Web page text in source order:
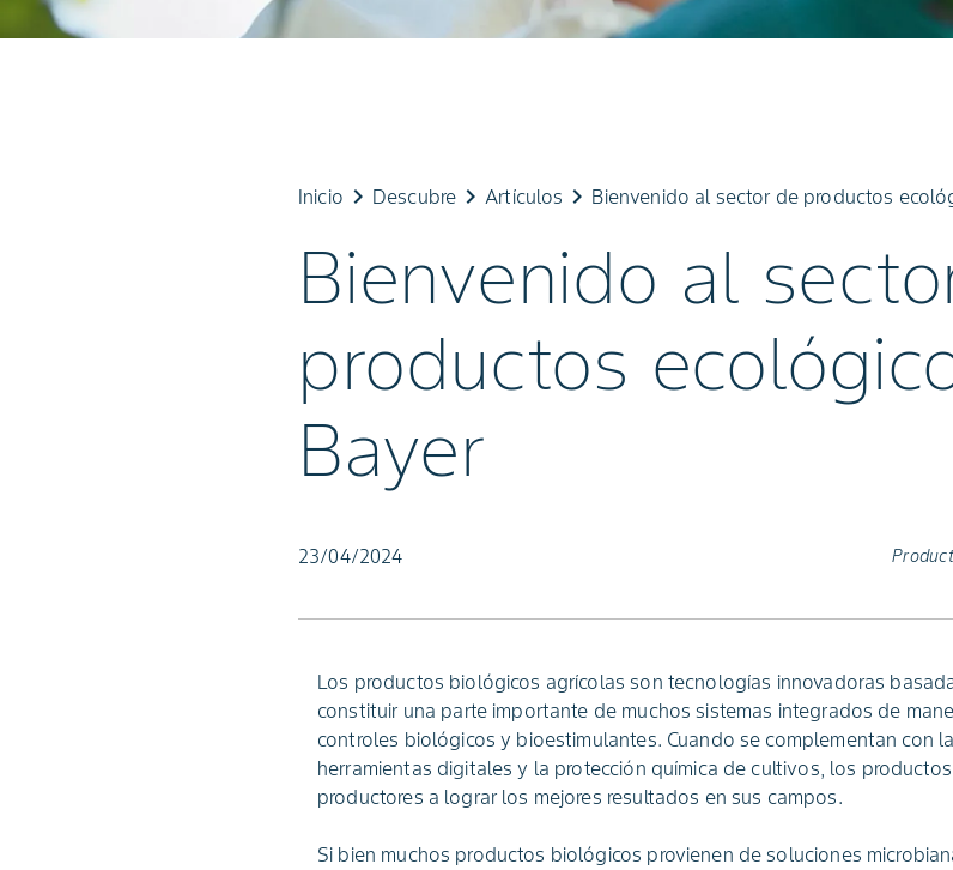
Inicio keyboard_arrow_right Descubre keyboard_arrow_rightArtículos keyboard_arrow_right Bienvenido al sector de productos
Bienvenido al
productos
Bayer
23/04/2024
Los productos biológicos agrícolas son tecnologías innovadoras
constituir una parte importante de muchos sistemas integrados de
controles biológicos y bioestimulantes. Cuando se complementan con
herramientas digitales y la protección química de cultivos, los
productores a lograr los mejores resultados en sus campos.
Si bien muchos productos biológicos provienen de soluciones